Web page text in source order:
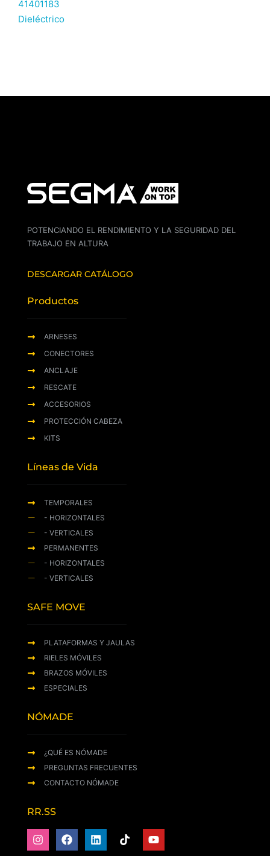
41401183
Dieléctrico
POTENCIANDO EL RENDIMIENTO Y LA SEGURIDAD DEL
TRABAJO EN ALTURA
DESCARGAR CATÁLOGO
Productos
ARNESES
CONECTORES
ANCLAJE
RESCATE
ACCESORIOS
PROTECCIÓN CABEZA
KITS
Líneas de Vida
TEMPORALES
- HORIZONTALES
- VERTICALES
PERMANENTES
- HORIZONTALES
- VERTICALES
SAFE MOVE
PLATAFORMAS Y JAULAS
RIELES MÓVILES
BRAZOS MÓVILES
ESPECIALES
NÓMADE
¿QUÉ ES NÓMADE
PREGUNTAS FRECUENTES
CONTACTO NÓMADE
RR.SS